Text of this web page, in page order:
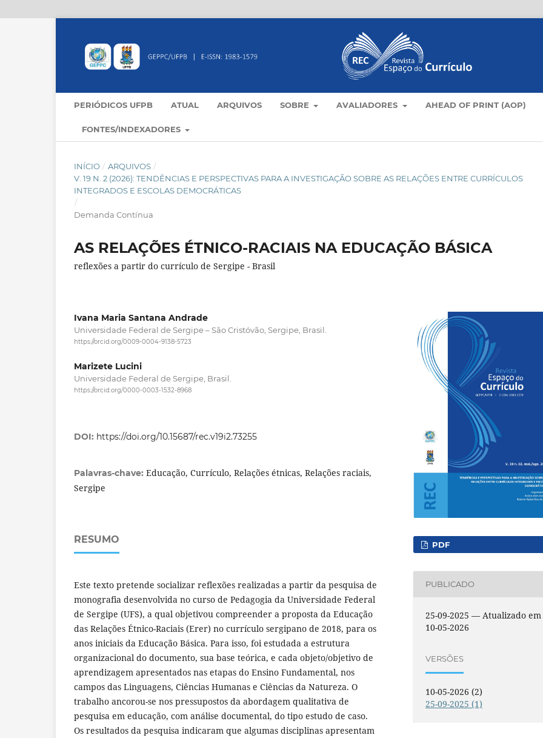
PERIÓDICOS UFPB ATUAL ARQUIVOS SOBRE AVALIADORES AHEAD OF PRINT (AOP)
FONTES/INDEXADORES
INÍCIO / ARQUIVOS /
V. 19 N. 2 (2026): TENDÊNCIAS E PERSPECTIVAS PARA A INVESTIGAÇÃO SOBRE AS RELAÇÕES ENTRE CURRÍCULOS
INTEGRADOS E ESCOLAS DEMOCRÁTICAS
/
Demanda Contínua
AS RELAÇÕES ÉTNICO-RACIAIS NA EDUCAÇÃO BÁSICA
reflexões a partir do currículo de Sergipe - Brasil
Ivana Maria Santana Andrade
Universidade Federal de Sergipe – São Cristóvão, Sergipe, Brasil.
https://orcid.org/0009-0004-9138-5723
Marizete Lucini
Universidade Federal de Sergipe, Brasil.
https://orcid.org/0000-0003-1532-8968
DOI: https://doi.org/10.15687/rec.v19i2.73255
Palavras-chave: Educação, Currículo, Relações étnicas, Relações raciais,
Sergipe
RESUMO
Este texto pretende socializar reflexões realizadas a partir da pesquisa de
monografia desenvolvida no curso de Pedagogia da Universidade Federal
de Sergipe (UFS), a qual objetivou compreender a proposta da Educação
das Relações Étnico-Raciais (Erer) no currículo sergipano de 2018, para os
anos iniciais da Educação Básica. Para isso, foi estudada a estrutura
organizacional do documento, sua base teórica, e cada objeto/objetivo de
aprendizagem apresentados nas etapas do Ensino Fundamental, nos
campos das Linguagens, Ciências Humanas e Ciências da Natureza. O
trabalho ancorou-se nos pressupostos da abordagem qualitativa de
pesquisa em educação, com análise documental, do tipo estudo de caso.
Os resultados da pesquisa indicaram que algumas disciplinas apresentam
PDF
PUBLICADO
25-09-2025 — Atualizado em
10-05-2026
VERSÕES
10-05-2026 (2)
25-09-2025 (1)